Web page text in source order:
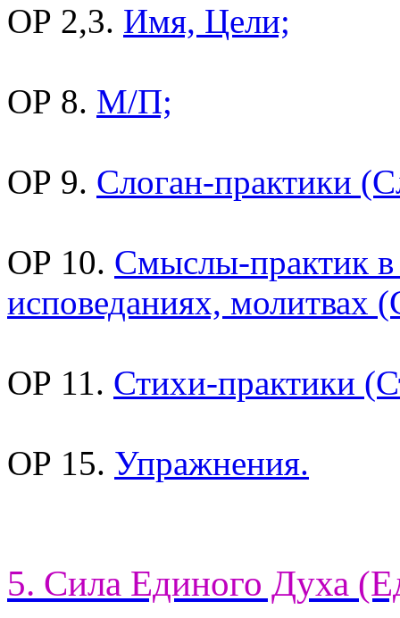
ОР 2,3. Имя, Цели;
ОР 8. М/П;
ОР 9. Слоган-практики
ОР 10. Смыслы-практик в
исповеданиях,
ОР 11. Стихи-практики
ОР 15. Упражнения.
5. Сила Единого Духа